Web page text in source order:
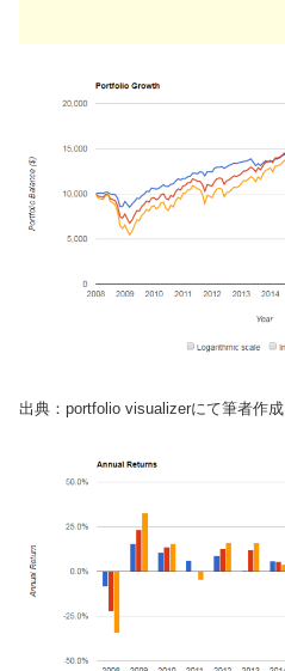
出典：portfolio visualizerにて筆者作成